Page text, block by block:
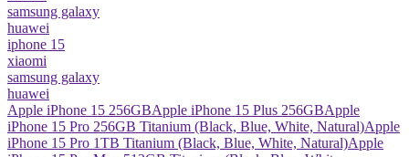
samsung galaxy
huawei
iphone 15
xiaomi
samsung galaxy
huawei
Apple iPhone 15 256GBApple iPhone 15 Plus 256GBApple
iPhone 15 Pro 256GB Titanium (Black, Blue, White, Natural)Apple
iPhone 15 Pro 1TB Titanium (Black, Blue, White, Natural)Apple